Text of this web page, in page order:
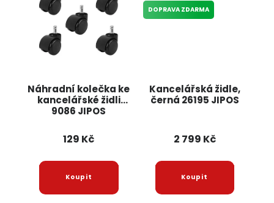
Náhradní kolečka ke
kancelářské židli
9086 JIPOS
129 Kč
Kancelářská židle,
černá 26195 JIPOS
DOPRAVA ZDARMA
2 799 Kč